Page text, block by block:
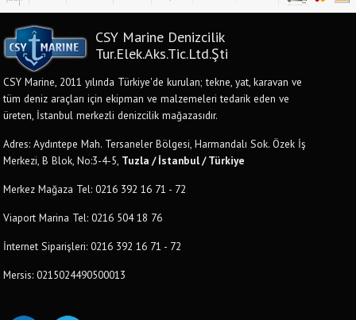
CSY Marine Denizcilik
Tur.Elek.Aks.Tic.Ltd.Şti
CSY Marine, 2011 yılında Türkiye'de kurulan; tekne, yat, karavan ve
tüm deniz araçları için ekipman ve malzemeleri tedarik eden ve
üreten, İstanbul merkezli denizcilik mağazasıdır.
Adres: Aydıntepe Mah. Tersaneler Bölgesi, Harmandalı Sok. Özek İş
Merkezi, B Blok, No:3-4-5, Tuzla / İstanbul / Türkiye
Merkez Mağaza Tel: 0216 392 16 71 - 72
Viaport Marina Tel: 0216 504 18 76
İnternet Siparişleri: 0216 392 16 71 - 72
Mersis: 0215024490500013